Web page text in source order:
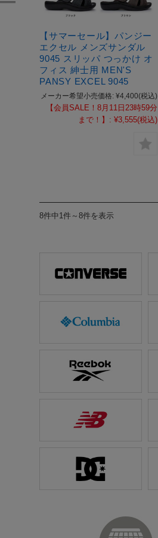
【サマーセール】パンジー
エクセル メンズサンダル
9045 スリッパ つっかけ オ
フィス 紳士用 MEN'S
PANSY EXCEL 9045
メーカー希望小売価格: ¥4,400(税込)
【会員SALE！8月11日23時59分
まで！】: ¥3,555(税込)
8件中1件～8件を表示